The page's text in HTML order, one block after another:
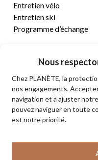
Nous
Chez PLANÈTE, la
nos engagements.
navigation et à ajuster
pouvez naviguer en toute
est notre priorité.
Sous-total:
Entretien vélo
Entretien ski
Programme d’échange
CENTRE D’AIDE
Termes et conditions de
Retours et
Politique de
Contact